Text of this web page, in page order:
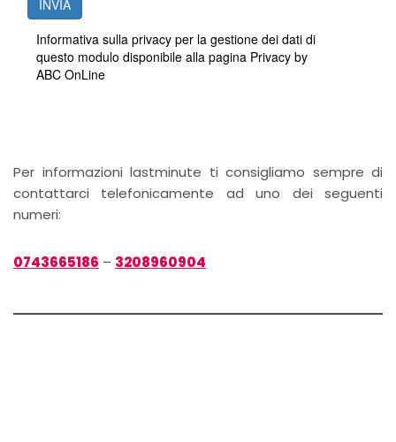
Per informazioni lastminute ti consigliamo sempre di
contattarci telefonicamente ad uno dei seguenti
numeri:
0743665186 – 3208960904